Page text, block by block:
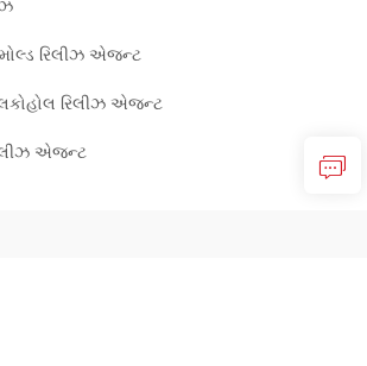
મોલ્ડ રિલીઝ એજન્ટ
રિલીઝ એજન્ટ
એજન્ટ